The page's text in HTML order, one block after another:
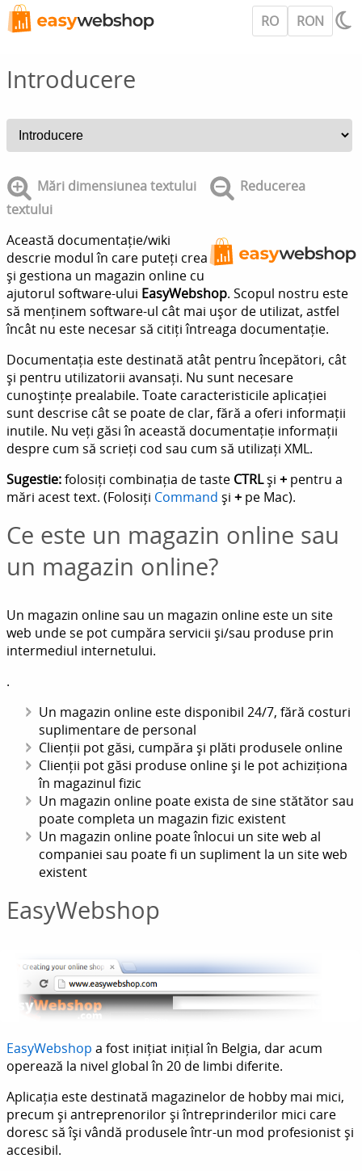
RO RON
Introducere
Mări dimensiunea textului
Reducerea
textului
Această documentație/wiki
descrie modul în care puteți crea
și gestiona un magazin online cu
ajutorul software-ului EasyWebshop. Scopul nostru este
să menținem software-ul cât mai ușor de utilizat, astfel
încât nu este necesar să citiți întreaga documentație.
Documentația este destinată atât pentru începători, cât
și pentru utilizatorii avansați. Nu sunt necesare
cunoștințe prealabile. Toate caracteristicile aplicației
sunt descrise cât se poate de clar, fără a oferi informații
inutile. Nu veți găsi în această documentație informații
despre cum să scrieți cod sau cum să utilizați XML.
Sugestie:folosiți combinația de taste CTRLși + pentru a
mări acest text. (Folosiți Command și + pe Mac).
Ce este un magazin online sau
un magazin online?
Un magazin online sau un magazin online este un site
web unde se pot cumpăra servicii și/sau produse prin
intermediul internetului.
.
Un magazin online este disponibil 24/7, fără costuri
suplimentare de personal
Clienții pot găsi, cumpăra și plăti produsele online
Clienții pot găsi produse online și le pot achiziționa
în magazinul fizic
Un magazin online poate exista de sine stătător sau
poate completa un magazin fizic existent
Un magazin online poate înlocui un site web al
companiei sau poate fi un supliment la un site web
existent
EasyWebshop
EasyWebshop a fost inițiat inițial în Belgia, dar acum
operează la nivel global în 20 de limbi diferite.
Aplicația este destinată magazinelor de hobby mai mici,
precum și antreprenorilor și întreprinderilor mici care
doresc să își vândă produsele într-un mod profesionist și
accesibil.